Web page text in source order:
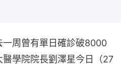
一周曾有單日確診破8000
學院院長劉澤星今日（27